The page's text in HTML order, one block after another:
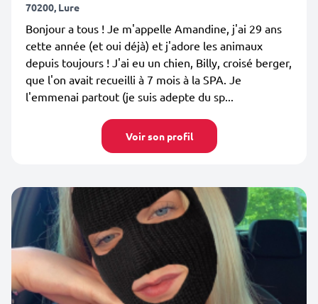
70200, Lure
Bonjour a tous ! Je m'appelle Amandine, j'ai 29 ans
cette année (et oui déjà) et j'adore les animaux
depuis toujours ! J'ai eu un chien, Billy, croisé berger,
que l'on avait recueilli à 7 mois à la SPA. Je
l'emmenai partout (je suis adepte du sp...
Voir son profil